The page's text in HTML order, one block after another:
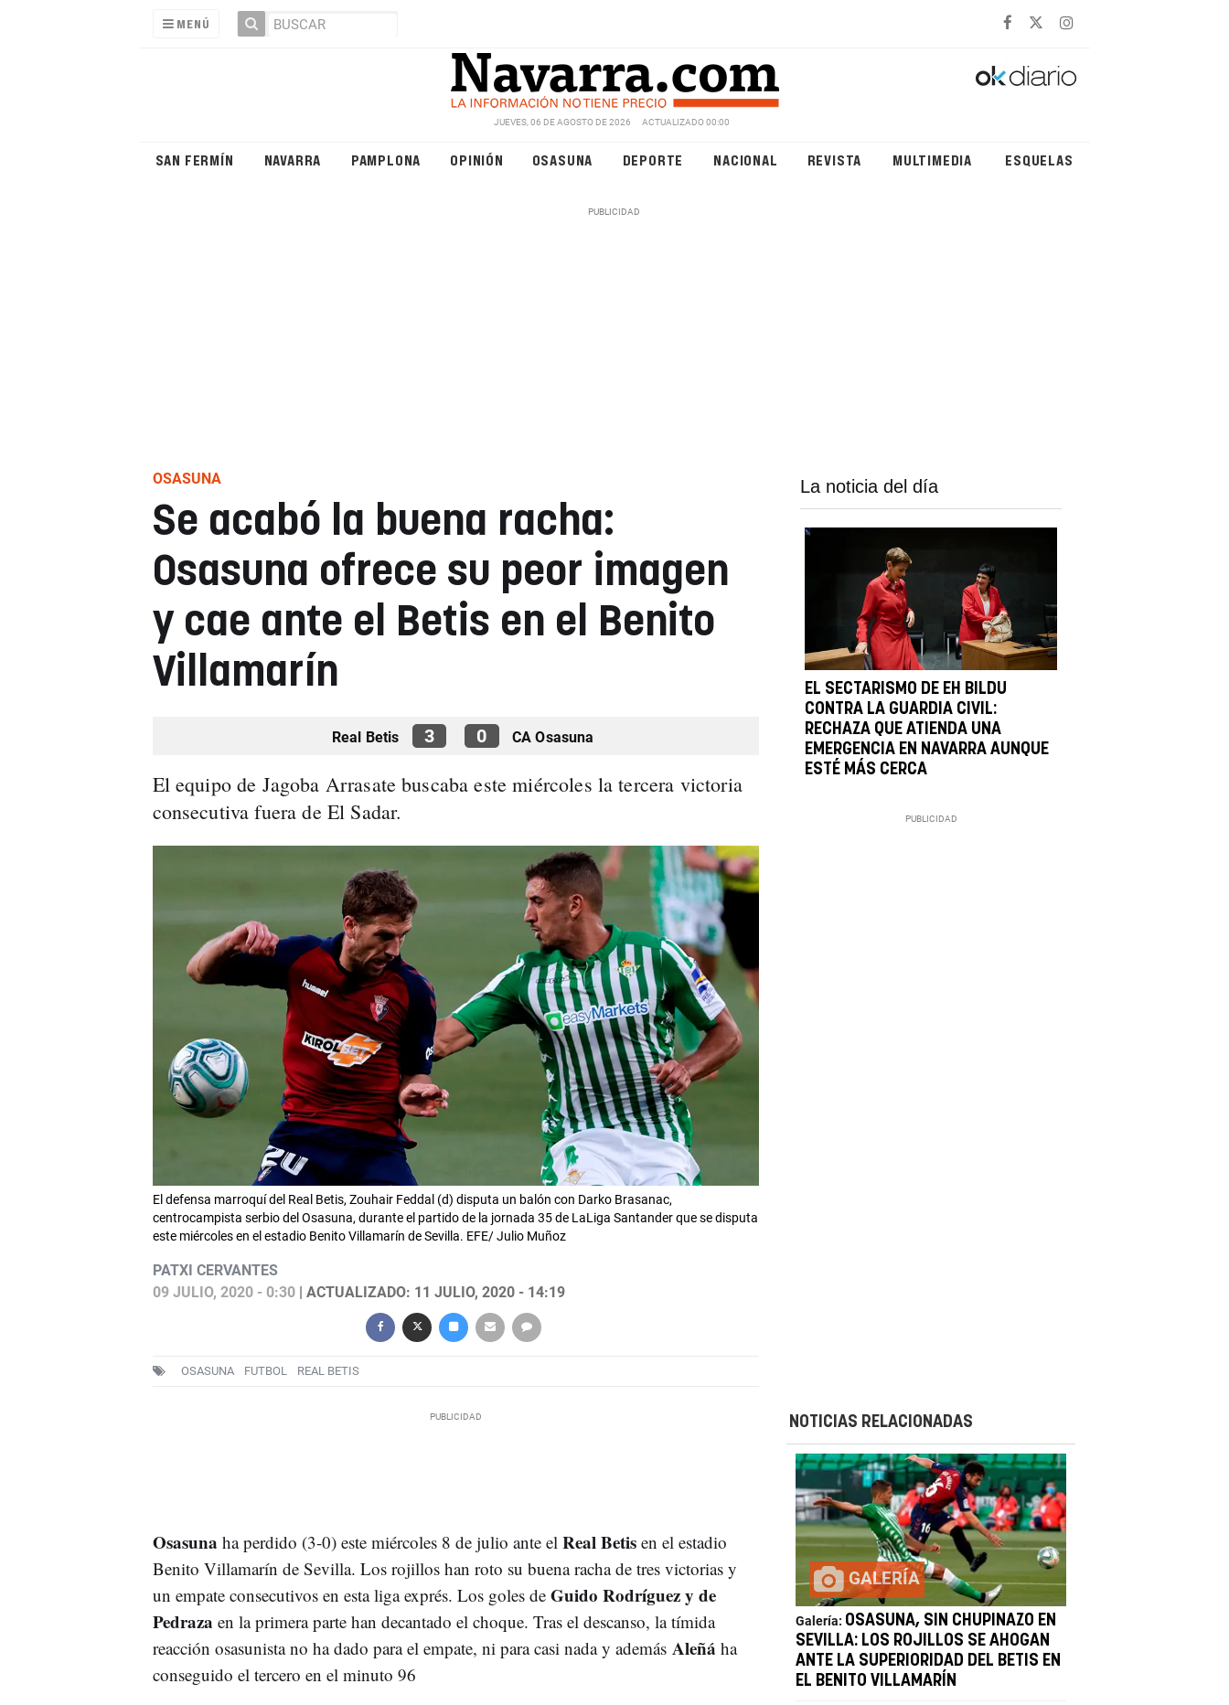
MENÚ
JUEVES, 06 DE AGOSTO DE 2026 ACTUALIZADO 00:00
SAN FERMÍN NAVARRA PAMPLONA OPINIÓN OSASUNA DEPORTE NACIONAL REVISTA MULTIMEDIA ESQUELAS
OSASUNA
Se acabó la buena racha:
Osasuna ofrece su peor imagen
y cae ante el Betis en el Benito
Villamarín
Real Betis 3 0 CA Osasuna
El equipo de Jagoba Arrasate buscaba este miércoles la tercera victoria
consecutiva fuera de El Sadar.
El defensa marroquí del Real Betis, Zouhair Feddal (d) disputa un balón con Darko Brasanac,
centrocampista serbio del Osasuna, durante el partido de la jornada 35 de LaLiga Santander que se disputa
este miércoles en el estadio Benito Villamarín de Sevilla. EFE/ Julio Muñoz
PATXI CERVANTES
09 JULIO, 2020 - 0:30| ACTUALIZADO: 11 JULIO, 2020 - 14:19
OSASUNA FUTBOL REAL BETIS
La noticia del día
EL SECTARISMO DE EH BILDU
CONTRA LA GUARDIA CIVIL:
RECHAZA QUE ATIENDA UNA
EMERGENCIA EN NAVARRA AUNQUE
ESTÉ MÁS CERCA
Osasuna ha perdido (3-0) este miércoles 8 de julio ante el Real Betisen el estadio
Benito Villamarín de Sevilla. Los rojillos han roto su buena racha de tres victorias y
un empate consecutivos en esta liga exprés. Los goles de Guido Rodríguez y de
Pedraza en la primera parte han decantado el choque. Tras el descanso, la tímida
reacción osasunista no ha dado para el empate, ni para casi nada y además Aleñá ha
conseguido el tercero en el minuto 96
NOTICIAS RELACIONADAS
GALERÍA
Galería: OSASUNA, SIN CHUPINAZO EN
SEVILLA: LOS ROJILLOS SE AHOGAN
ANTE LA SUPERIORIDAD DEL BETIS EN
EL BENITO VILLAMARÍN